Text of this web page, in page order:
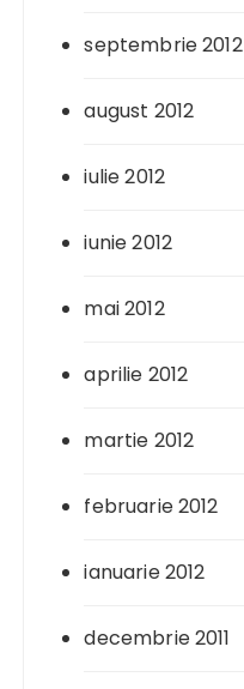
septembrie 2012
august 2012
iulie 2012
iunie 2012
mai 2012
aprilie 2012
martie 2012
februarie 2012
ianuarie 2012
decembrie 2011